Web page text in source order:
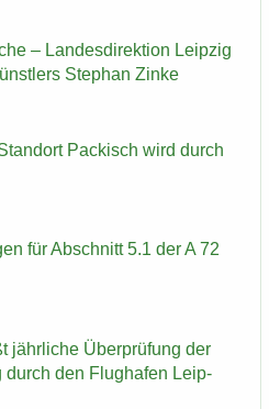
– Lan­des­di­rek­ti­on Leip­zig
Ste­phan Zinke
Pa­ckisch wird durch
für Ab­schnitt 5.1 der A 72
jähr­li­che Über­prü­fung der
durch den Flug­ha­fen Leip­